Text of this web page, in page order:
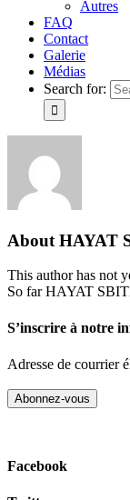
Autres
FAQ
Contact
Galerie
Médias
Search for:
About HAYAT
This author has not
So far HAYAT
S’inscrire à notre
Adresse de courrier
Facebook